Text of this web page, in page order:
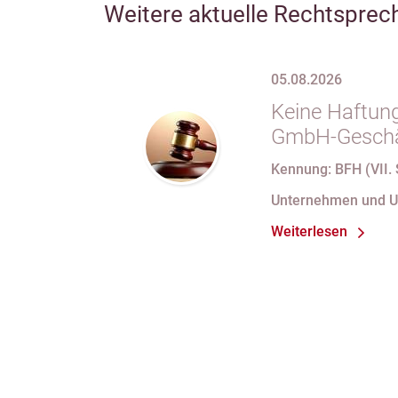
Weitere aktuelle
05.08.2026
Keine
GmbH-
69 Satz 1
bei
Kennung: BFH
Unternehmen und
Weiterlesen